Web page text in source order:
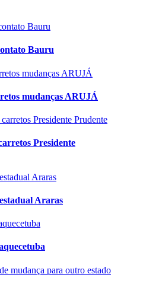
Bauru
mudanças ARUJÁ
Presidente
Araras